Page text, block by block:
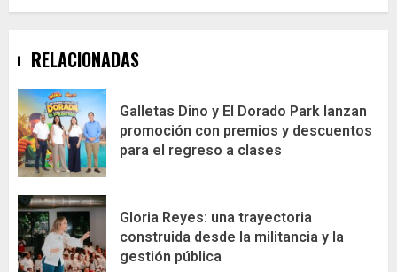
RELACIONADAS
Galletas Dino y El Dorado Park lanzan
promoción con premios y descuentos
para el regreso a clases
Gloria Reyes: una trayectoria
construida desde la militancia y la
gestión pública